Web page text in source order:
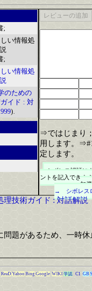
;
い情報処
;
い情報処
のための
イド : 対
).
⇒ではじまり
用します。
定します。
シボレス認証に
ントを記入できま
加
→ シボレス
理技術ガイド : 対話解説
問題があるため、一時休
ReaD Yahoo Bing Google WIKI 学認 C1 GB